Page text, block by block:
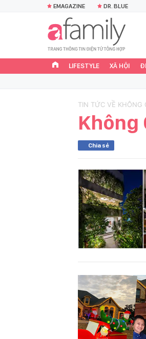
EMAGAZINE DR. BLUE
LIFESTYLE XÃ HỘI
TIN TỨC VỀ KHÔNG
Không
Chia sẻ